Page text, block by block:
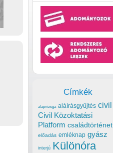
Címkék
alapvizsga aláírásgyűjtés civil
Civil Közoktatási
Platform családtörténet
előadás emléknap gyász
interjú Különóra